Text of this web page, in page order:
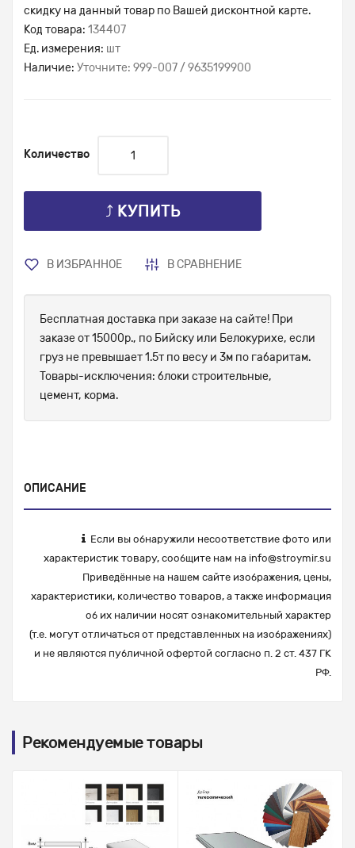
скидку на данный товар по Вашей дисконтной карте.
Код товара: 134407
Ед. измерения: шт
Наличие: Уточните: 999-007 / 9635199900
Количество
⤴ КУПИТЬ
В ИЗБРАННОЕ В СРАВНЕНИЕ
Бесплатная доставка при заказе на сайте! При
заказе от 15000р., по Бийску или Белокурихе, если
груз не превышает 1.5т по весу и 3м по габаритам.
Товары-исключения: блоки строительные,
цемент, корма.
ОПИСАНИЕ
Если вы обнаружили несоответствие фото или
характеристик товару, сообщите нам на info@stroymir.su
Приведённые на нашем сайте изображения, цены,
характеристики, количество товаров, а также информация
об их наличии носят ознакомительный характер
(т.е. могут отличаться от представленных на изображениях)
и не являются публичной офертой согласно п. 2 ст. 437 ГК
РФ.
Рекомендуемые товары